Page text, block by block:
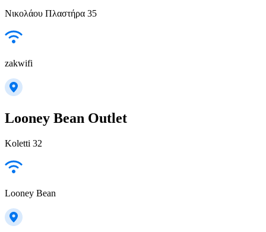
Νικολάου Πλαστήρα 35
zakwifi
Looney Bean Outlet
Koletti 32
Looney Bean